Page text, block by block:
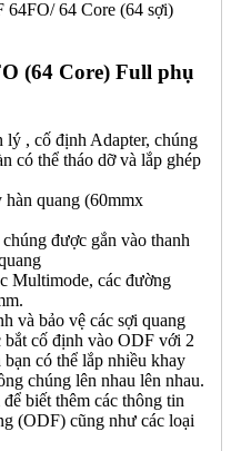
(64 Core) Full phụ
lý , cố định Adapter, chúng
có thể tháo dỡ và lắp ghép
hàn quang (60mmx
được gắn vào thanh
Multimode, các đường
và bảo vệ các sợi quang
bắt cố định vào ODF với 2
có thể lắp nhiều khay
chúng lên nhau lên nhau.
biết thêm các thông tin
(ODF) cũng như các loại